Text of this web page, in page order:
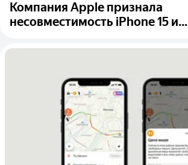
Компания Apple признала
несовместимость iPhone 15 и...